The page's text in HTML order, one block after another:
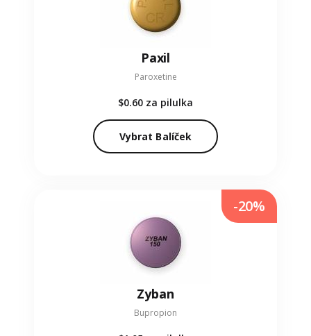
Paxil
Paroxetine
$0.60 za pilulka
Vybrat Balíček
Zyban
Bupropion
-20%